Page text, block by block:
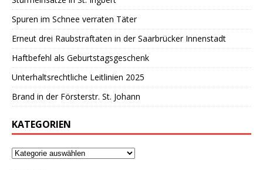
Spuren im Schnee verraten Täter
Erneut drei Raubstraftaten in der Saarbrücker Innenstadt
Haftbefehl als Geburtstagsgeschenk
Unterhaltsrechtliche Leitlinien 2025
Brand in der Försterstr. St. Johann
KATEGORIEN